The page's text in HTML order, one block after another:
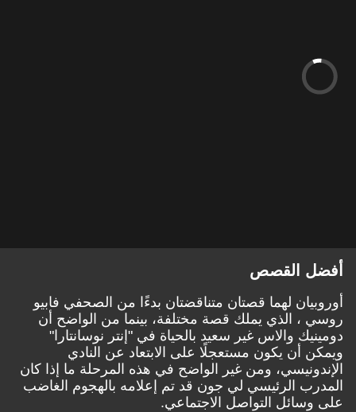
أفضل القصص
أوروبيان لهما قصتان متناقضتان بدءًا من الصحفي فابيو
روسي ، الذي يملك قصة مختلفة، بينما من الواضح أن
دومينيك والاس غير سعيد بالحياة في "إنتر نوسانتارا"
ويمكن أن يكون مستعجلًا على الابتعاد عن النادي
الإندونيسي، ومن غير الواضح في هذه المرحلة ما إذا كان
المدرب الرئيسي لي جون قد تم إعلامه بالهجوم الغاضب
على وسائل التواصل الاجتماعي.